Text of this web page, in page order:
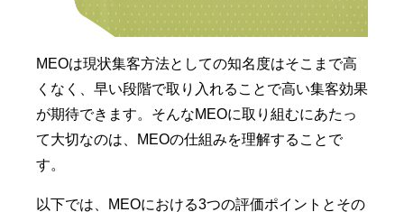
MEOは現状集客方法としての知名度はそこまで高
くなく、早い段階で取り入れることで高い集客効果
が期待できます。そんなMEOに取り組むにあたっ
て大切なのは、MEOの仕組みを理解することで
す。
以下では、MEOにおける3つの評価ポイントとその